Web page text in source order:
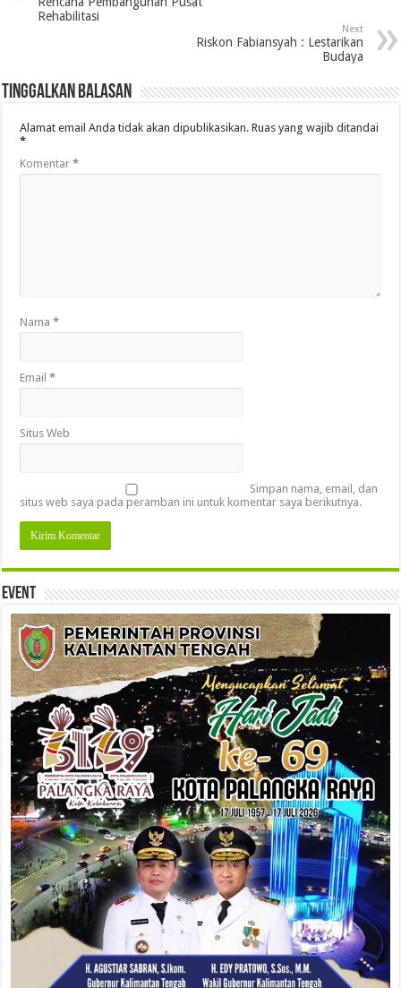
Rehabilitasi
Next
Riskon Fabiansyah : Lestarikan
Budaya
Tinggalkan Balasan
Alamat email Anda tidak akan dipublikasikan. Ruas yang wajib ditandai
*
Komentar*
Nama*
Email*
Situs Web
Simpan nama, email, dan
situs web saya pada peramban ini untuk komentar saya berikutnya.
Event